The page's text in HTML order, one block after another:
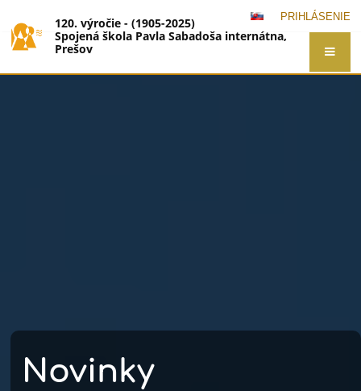
PRIHLÁSENIE
120. výročie - (1905-2025)
Spojená škola Pavla Sabadoša internátna,
Prešov
Novinky